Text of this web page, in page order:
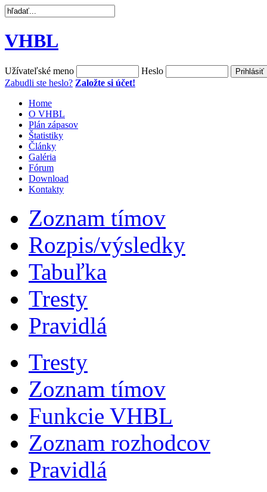
VHBL
Užívateľské meno
Heslo
Zabudli ste heslo? Založte si účet!
Home
O VHBL
Plán zápasov
Štatistiky
Články
Galéria
Fórum
Download
Kontakty
Zoznam tímov
Rozpis/výsledky
Tabuľka
Tresty
Pravidlá
Tresty
Zoznam tímov
Funkcie VHBL
Zoznam rozhodcov
Pravidlá